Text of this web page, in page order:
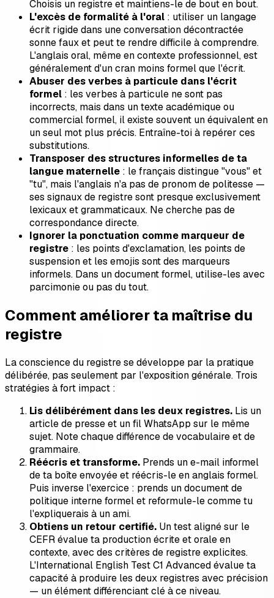
Choisis un registre et maintiens-le de bout en bout.
L'excès de formalité à l'oral : utiliser un langage
écrit rigide dans une conversation décontractée
sonne faux et peut te rendre difficile à comprendre.
L'anglais oral, même en contexte professionnel, est
généralement d'un cran moins formel que l'écrit.
Abuser des verbes à particule dans l'écrit
formel : les verbes à particule ne sont pas
incorrects, mais dans un texte académique ou
commercial formel, il existe souvent un équivalent en
un seul mot plus précis. Entraîne-toi à repérer ces
substitutions.
Transposer des structures informelles de ta
langue maternelle : le français distingue "vous" et
"tu", mais l'anglais n'a pas de pronom de politesse —
ses signaux de registre sont presque exclusivement
lexicaux et grammaticaux. Ne cherche pas de
correspondance directe.
Ignorer la ponctuation comme marqueur de
registre : les points d'exclamation, les points de
suspension et les emojis sont des marqueurs
informels. Dans un document formel, utilise-les avec
parcimonie ou pas du tout.
Comment améliorer ta maîtrise du
registre
La conscience du registre se développe par la pratique
délibérée, pas seulement par l'exposition générale. Trois
stratégies à fort impact :
Lis délibérément dans les deux registres. Lis un
article de presse et un fil WhatsApp sur le même
sujet. Note chaque différence de vocabulaire et de
grammaire.
Réécris et transforme. Prends un e-mail informel
de ta boîte envoyée et réécris-le en anglais formel.
Puis inverse l'exercice : prends un document de
politique interne formel et reformule-le comme tu
l'expliquerais à un ami.
Obtiens un retour certifié. Un test aligné sur le
CEFR évalue ta production écrite et orale en
contexte, avec des critères de registre explicites.
L'International English Test C1 Advanced évalue ta
capacité à produire les deux registres avec précision
— un élément différenciant clé à ce niveau.